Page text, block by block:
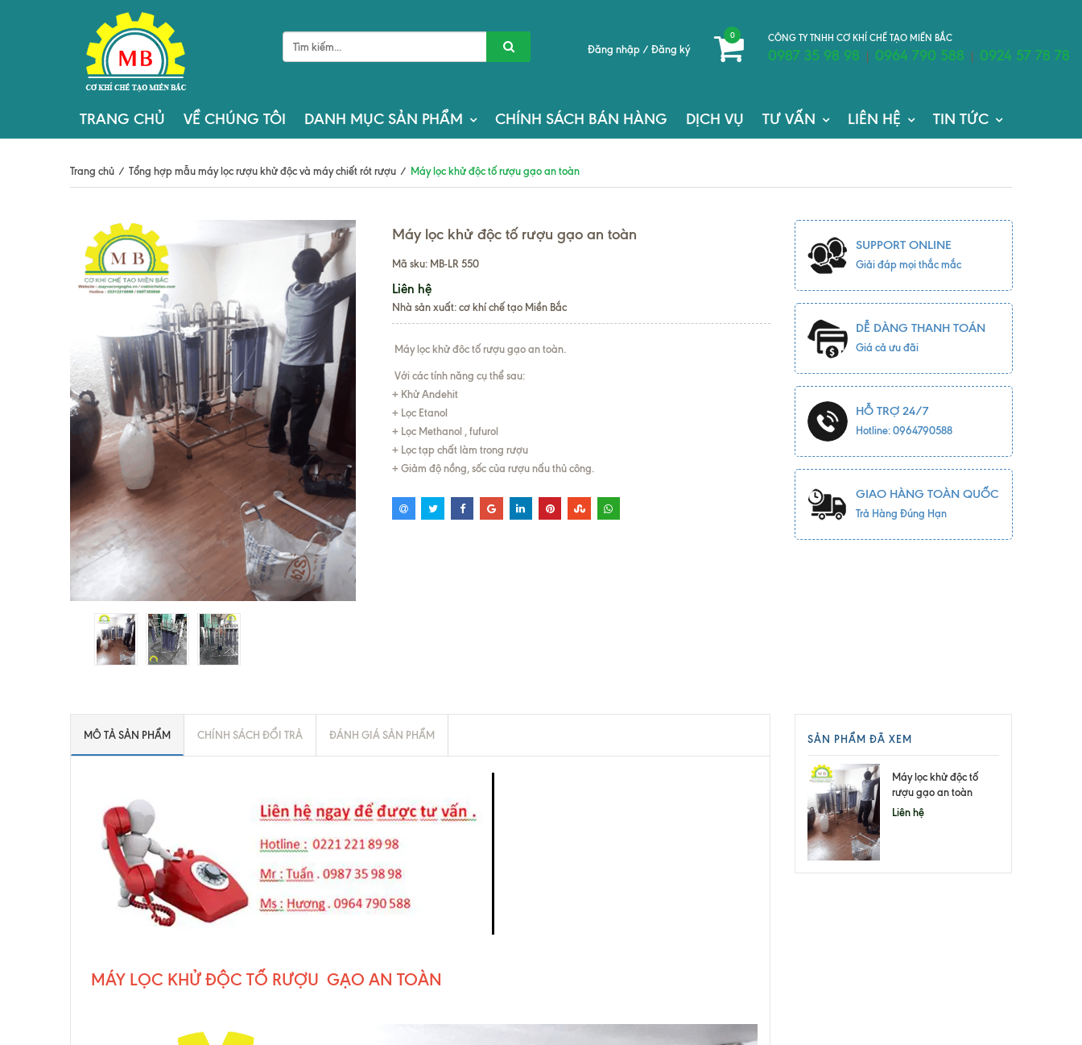
CÔNG TY TNHH CƠ KHÍ CHẾ TẠO MIỀN BẮC
0987 35 98 98 0964 790 588 0924 57 78 78
0
Đăng nhập / Đăng ký
TRANG CHỦ VỀ CHÚNG TÔI DANH MỤC SẢN PHẨM CHÍNH SÁCH BÁN HÀNG DỊCH VỤ TƯ VẤN LIÊN HỆ TIN TỨC
Trang chủ / Tổng hợp mẫu máy lọc rượu khử độc và máy chiết rót rượu / Máy lọc khử độc tố rượu gạo an toàn
Máy lọc khử độc tố rượu gạo an toàn
Mã sku: MB-LR 550
Liên hệ
Nhà sản xuất: cơ khí chế tạo Miền Bắc
Máy lọc khử đôc tố rượu gạo an toàn.
Với các tính năng cụ thể sau:
+ Khử Andehit
+ Lọc Etanol
+ Lọc Methanol , fufurol
+ Lọc tạp chất làm trong rượu
+ Giảm độ nồng, sốc của rượu nấu thủ công.
SUPPORT ONLINE
Giải đáp mọi thắc mắc
DỄ DÀNG THANH TOÁN
Giá cả ưu đãi
HỖ TRỢ 24/7
Hotline: 0964790588
GIAO HÀNG TOÀN QUỐC
Trả Hàng Đúng Hạn
MÔ TẢ SẢN PHẨM CHÍNH SÁCH ĐỔI TRẢ ĐÁNH GIÁ SẢN PHẨM
MÁY LỌC KHỬ ĐỘC TỐ RƯỢU GẠO AN TOÀN
SẢN PHẨM ĐÃ XEM
Máy lọc khử độc tố
rượu gạo an toàn
Liên hệ